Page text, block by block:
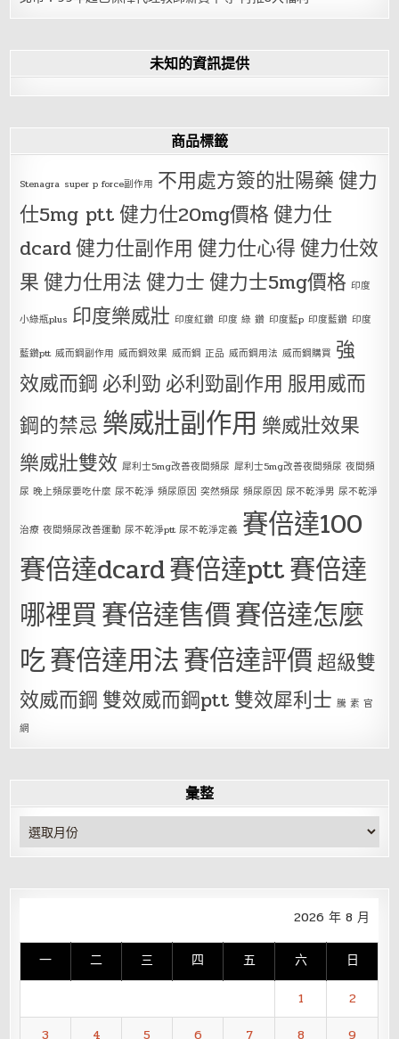
未知的資訊提供
商品標籤
Stenagra super p force副作用 不用處方簽的壯陽藥健力
仕5mg ptt健力仕20mg價格健力仕
dcard健力仕副作用 健力仕心得健力仕效
果健力仕用法健力士健力士5mg價格 印度
小綠瓶plus 印度樂威壯 印度紅鑽 印度 綠 鑽 印度藍p 印度藍鑽 印度
藍鑽ptt 威而鋼副作用 威而鋼效果 威而鋼 正品 威而鋼用法 威而鋼購買 強
效威而鋼 必利勁 必利勁副作用 服用威而
鋼的禁忌 樂威壯副作用 樂威壯效果
樂威壯雙效 犀利士5mg改善夜間頻尿 犀利士5mg改善夜間頻尿 夜間頻
尿 晚上頻尿要吃什麼 尿不乾淨 頻尿原因 突然頻尿 頻尿原因 尿不乾淨男 尿不乾淨
治療 夜間頻尿改善運動 尿不乾淨ptt 尿不乾淨定義 賽倍達100
賽倍達dcard賽倍達ptt賽倍達
哪裡買賽倍達售價賽倍達怎麼
吃賽倍達用法賽倍達評價超級雙
效威而鋼 雙效威而鋼ptt 雙效犀利士 騰 素 官
網
彙整
彙
整
2026 年 8 月
一 二 三 四 五 六 日
1
2
3
4 5 6 7 8 9